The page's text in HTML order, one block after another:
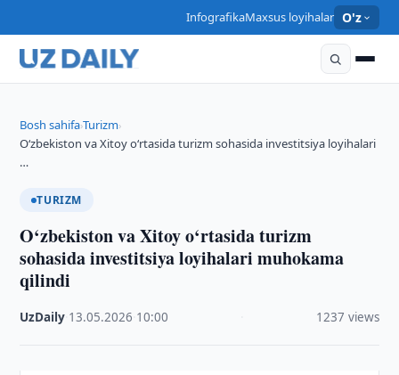
InfografikaMaxsus loyihalar O'z
Bosh sahifa›Turizm›
O‘zbekiston va Xitoy o‘rtasida turizm sohasida investitsiya loyihalari
…
TURIZM
O‘zbekiston va Xitoy o‘rtasida turizm
sohasida investitsiya loyihalari muhokama
qilindi
UzDaily 13.05.2026 10:00 1237 views